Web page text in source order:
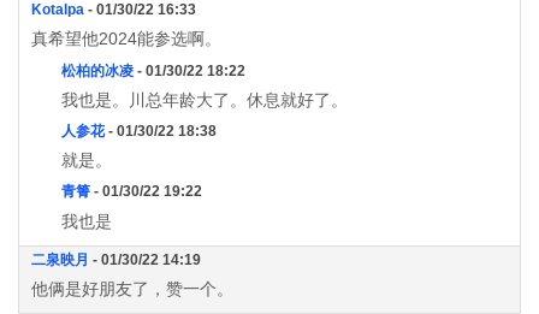
Kotalpa - 01/30/22 16:33
真希望他2024能参选啊。
松柏的冰凌 - 01/30/22 18:22
我也是。川总年龄大了。休息就好了。
人参花- 01/30/22 18:38
就是。
青箐 - 01/30/22 19:22
我也是
二泉映月 - 01/30/22 14:19
他俩是好朋友了，赞一个。